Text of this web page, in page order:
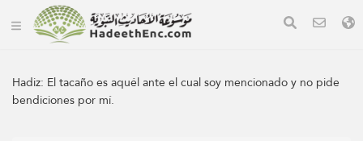
Hadiz: El tacaño es aquél ante el cual soy mencionado y no pide
bendiciones por mí.